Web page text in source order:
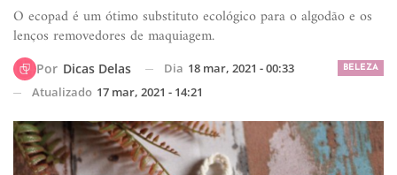
O ecopad é um ótimo substituto ecológico para o algodão e os
lenços removedores de maquiagem.
BELEZA
Por Dicas Delas Dia 18 mar, 2021 - 00:33
Atualizado 17 mar, 2021 - 14:21